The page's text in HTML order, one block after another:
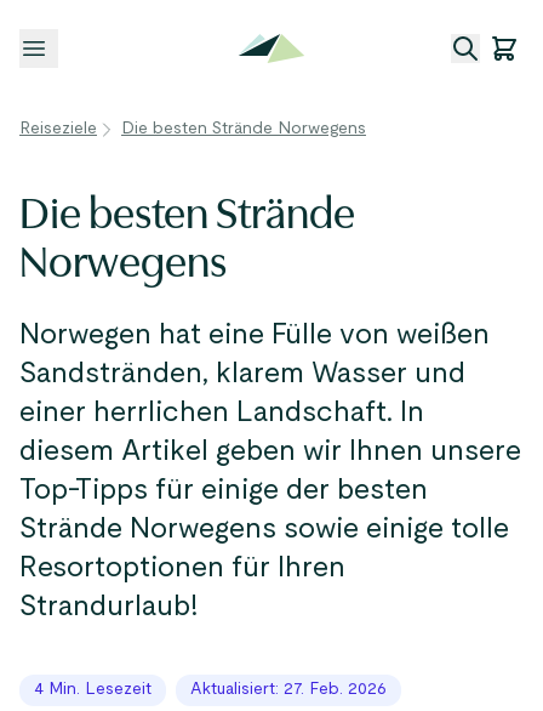
Menü öffnen
Reiseziele Die besten Strände Norwegens
Die besten Strände
Norwegens
Norwegen hat eine Fülle von weißen
Sandstränden, klarem Wasser und
einer herrlichen Landschaft. In
diesem Artikel geben wir Ihnen unsere
Top-Tipps für einige der besten
Strände Norwegens sowie einige tolle
Resortoptionen für Ihren
Strandurlaub!
4 Min. Lesezeit Aktualisiert: 27. Feb. 2026